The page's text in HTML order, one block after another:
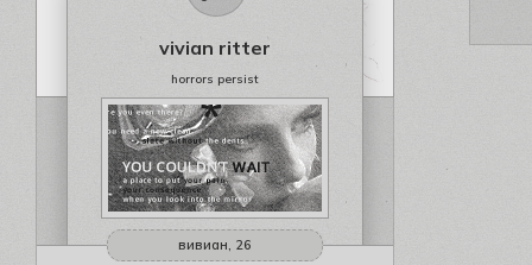
vivian ritter
horrors persist
вивиан, 26